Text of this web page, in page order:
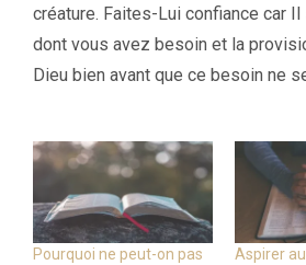
créature. Faites-Lui confiance car
dont vous avez besoin et la
Dieu bien avant que ce besoin ne
Pourquoi ne peut-on pas
Aspirer